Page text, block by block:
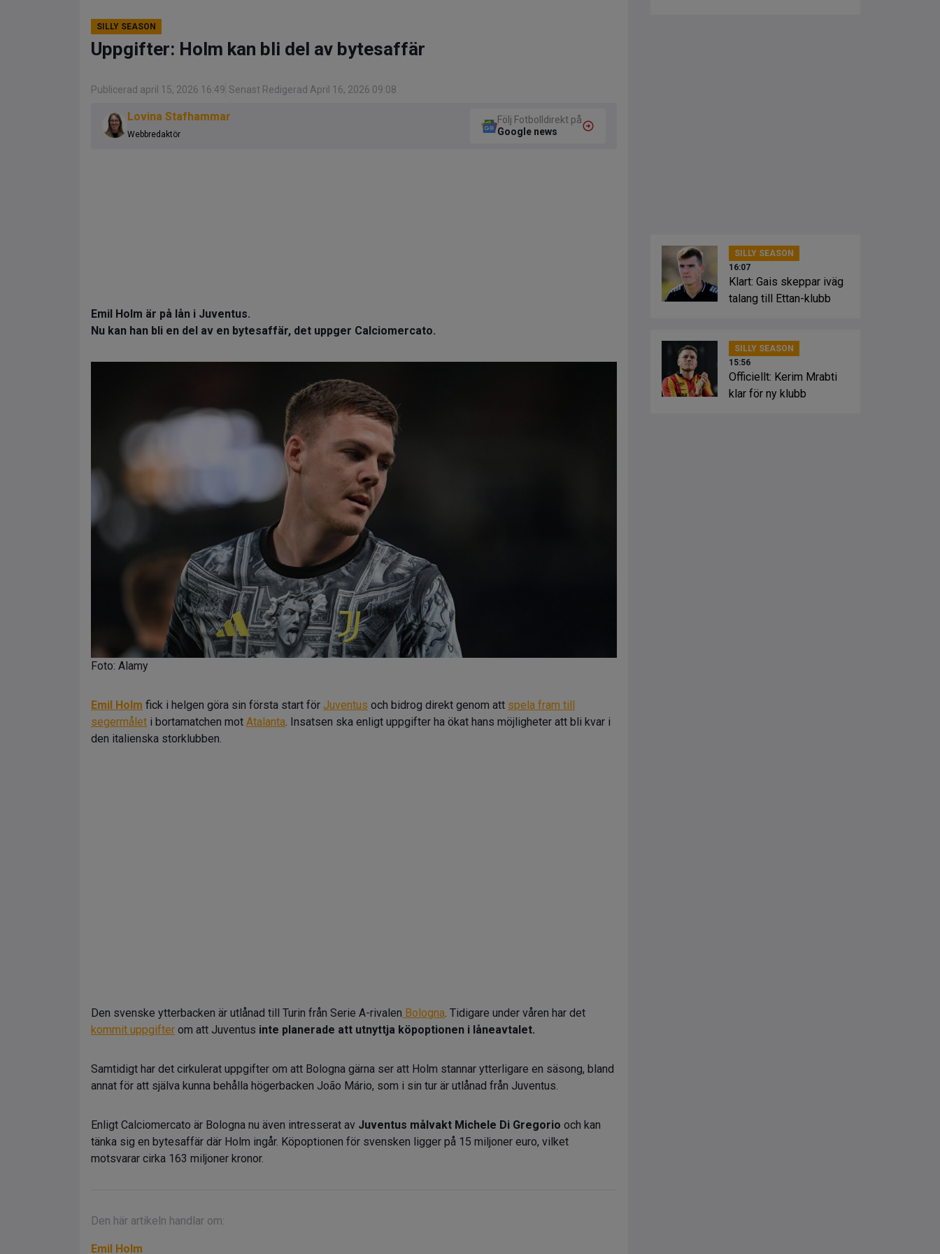
SILLY SEASON
Uppgifter: Holm kan bli del av bytesaffär
Publicerad april 15, 2026 16:49 Senast Redigerad April 16, 2026 09:08
Lovina Stafhammar
Webbredaktör
Följ Fotbolldirekt på
Google news
Emil Holm är på lån i Juventus.
Nu kan han bli en del av en bytesaffär, det uppger Calciomercato.
Foto: Alamy
Emil Holm fick i helgen göra sin första start för Juventus och bidrog direkt genom att spela fram till
segermålet i bortamatchen mot Atalanta. Insatsen ska enligt uppgifter ha ökat hans möjligheter att bli kvar i
den italienska storklubben.
Den svenske ytterbacken är utlånad till Turin från Serie A-rivalen Bologna. Tidigare under våren har det
kommit uppgifter om att Juventus inte planerade att utnyttja köpoptionen i låneavtalet.
Samtidigt har det cirkulerat uppgifter om att Bologna gärna ser att Holm stannar ytterligare en säsong, bland
annat för att själva kunna behålla högerbacken João Mário, som i sin tur är utlånad från Juventus.
Enligt Calciomercato är Bologna nu även intresserat av Juventus målvakt Michele Di Gregorio och kan
tänka sig en bytesaffär där Holm ingår. Köpoptionen för svensken ligger på 15 miljoner euro, vilket
motsvarar cirka 163 miljoner kronor.
Den här artikeln handlar om:
Emil Holm
SILLY SEASON
16:07
Klart: Gais skeppar iväg
talang till Ettan-klubb
SILLY SEASON
15:56
Officiellt: Kerim Mrabti
klar för ny klubb